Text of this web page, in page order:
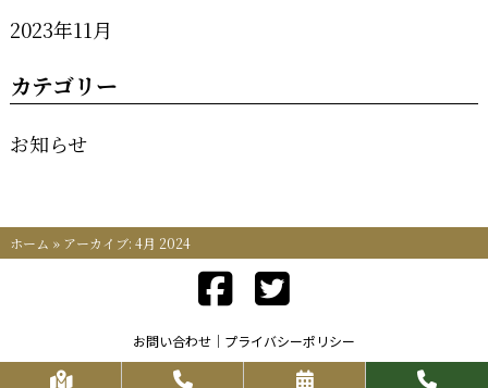
2023年11月
カテゴリー
お知らせ
ホーム » アーカイブ: 4月 2024
お問い合わせ プライバシーポリシー